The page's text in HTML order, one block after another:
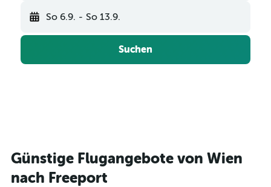
So 6.9. - So 13.9.
Suchen
Günstige Flugangebote von Wien
nach Freeport